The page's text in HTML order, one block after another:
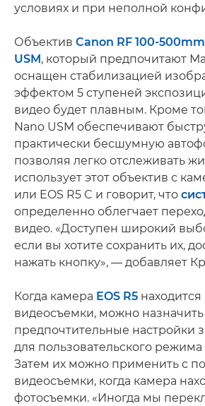
условиях и при неполной
Объектив Canon RF 100-500mm
USM, который предпочитают
оснащен стабилизацией
эффектом 5 ступеней
видео будет плавным. Кроме
Nano USM обеспечивают
практически бесшумную
позволяя легко отслеживать
использует этот объектив с
или EOS R5 C и говорит, что
определенно облегчает
видео. «Доступен широкий
если вы хотите сохранить их,
нажать кнопку», — добавляет
Когда камера EOS R5
видеосъемки, можно назначить
предпочтительные настройки
для пользовательского режима
Затем их можно применить с
видеосъемки, когда камера
фотосъемки. «Иногда мы